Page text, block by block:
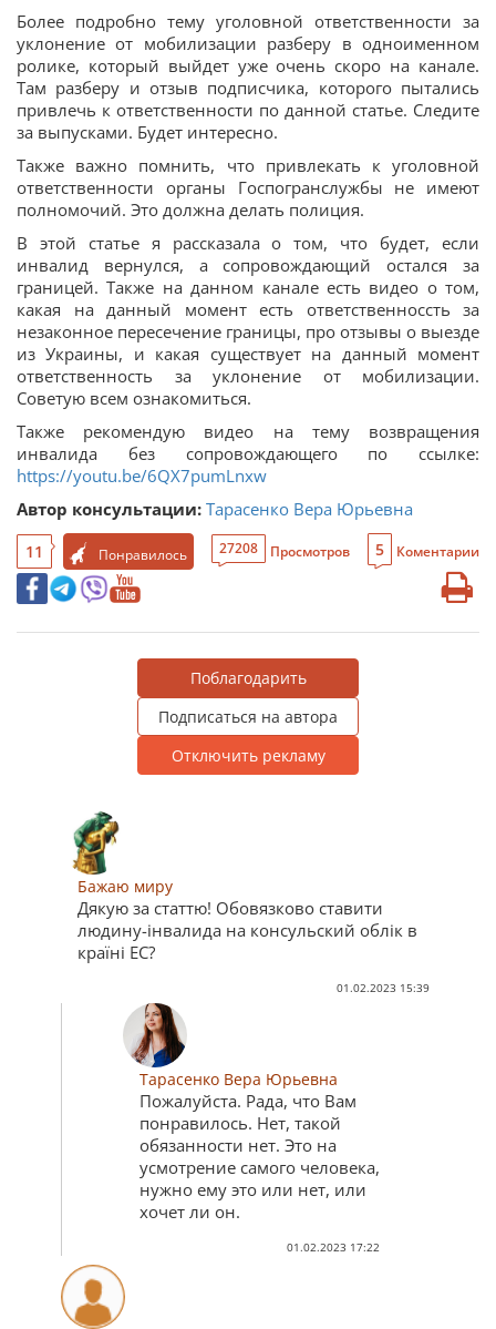
Более подробно тему уголовной ответственности за
уклонение от мобилизации разберу в одноименном
ролике, который выйдет уже очень скоро на канале.
Там разберу и отзыв подписчика, которого пытались
привлечь к ответственности по данной статье. Следите
за выпусками. Будет интересно.
Также важно помнить, что привлекать к уголовной
ответственности органы Госпогранслужбы не имеют
полномочий. Это должна делать полиция.
В этой статье я рассказала о том, что будет, если
инвалид вернулся, а сопровождающий остался за
границей. Также на данном канале есть видео о том,
какая на данный момент есть ответственноссть за
незаконное пересечение границы, про отзывы о выезде
из Украины, и какая существует на данный момент
ответственность за уклонение от мобилизации.
Советую всем ознакомиться.
Также рекомендую видео на тему возвращения
инвалида без сопровождающего по ссылке:
https://youtu.be/6QX7pumLnxw
Автор консультации: Тарасенко Вера Юрьевна
11 Понравилось 27208 Просмотров 5 Коментарии
Поблагодарить
Подписаться на автора
Отключить рекламу
Бажаю миру
Дякую за статтю! Обовязково ставити
людину-iнвалида на консульский облiк в
країні ЕС?
01.02.2023 15:39
Тарасенко Вера Юрьевна
Пожалуйста. Рада, что Вам
понравилось. Нет, такой
обязанности нет. Это на
усмотрение самого человека,
нужно ему это или нет, или
хочет ли он.
01.02.2023 17:22